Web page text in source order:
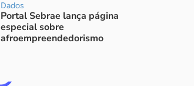
Dados
Portal Sebrae lança página
especial sobre
afroempreendedorismo